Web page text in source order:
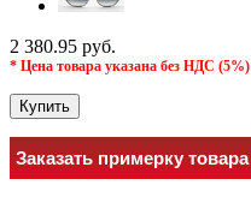
2 380.95 руб.
* Цена товара указана без НДС (5%)
Купить
Заказать примерку товара